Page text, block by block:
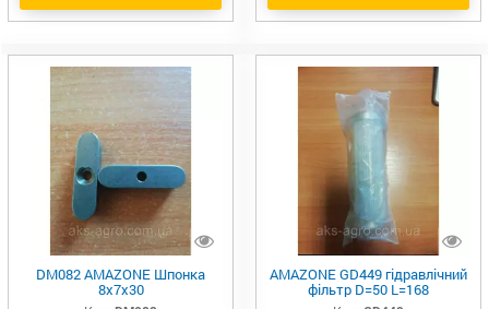
DM082 AMAZONE Шпонка
8х7х30
AMAZONE GD449 гідравлічний
фільтр D=50 L=168